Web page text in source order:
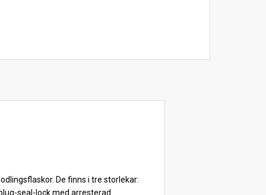
De finns i tre storlekar:
seal-lock med arresterad